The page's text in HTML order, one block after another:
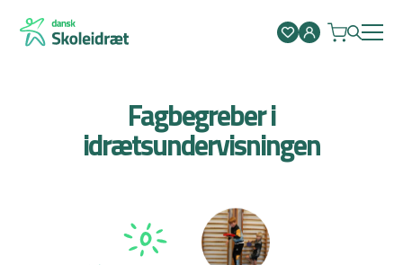
Fagbegreber i
idrætsundervisningen